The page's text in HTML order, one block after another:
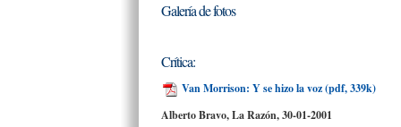
Galería de fotos
Crítica:
Van Morrison: Y se hizo la voz (pdf, 339k)
Alberto Bravo, La Razón, 30-01-2001